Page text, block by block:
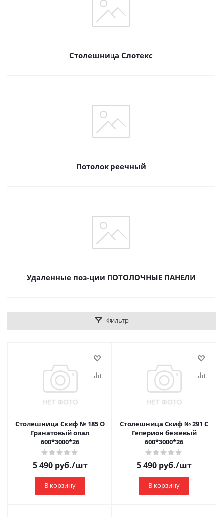
Столешница Слотекс
Потолок реечный
Удаленные поз-ции ПОТОЛОЧНЫЕ ПАНЕЛИ
Фильтр
Столешница Скиф № 185 О
Гранатовый опал
600*3000*26
5 490руб./шт
В корзину
Столешница Скиф № 291 С
Геперион бежевый
600*3000*26
5 490руб./шт
В корзину